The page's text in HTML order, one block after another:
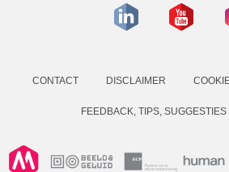
CONTACT DISCLAIMER
FEEDBACK, TIPS,